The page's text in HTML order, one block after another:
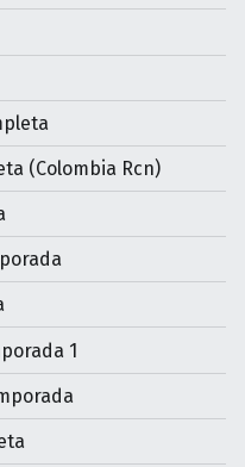
(Colombia Rcn)
1